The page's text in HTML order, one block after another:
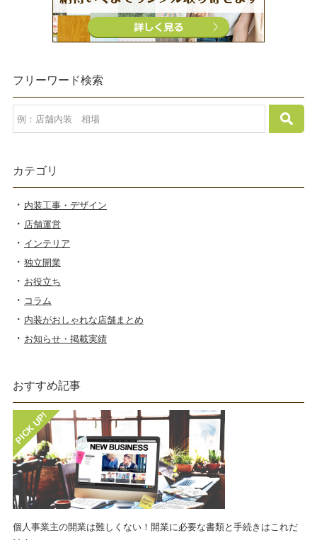
フリーワード検索
カテゴリ
内装工事・デザイン
店舗運営
インテリア
独立開業
お役立ち
コラム
内装がおしゃれな店舗まとめ
お知らせ・掲載実績
おすすめ記事
個人事業主の開業は難しくない！開業に必要な書類と手続きはこれだ